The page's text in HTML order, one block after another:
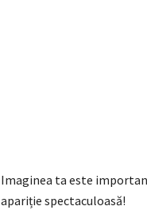
Imaginea ta este
apariție spectaculoasă!